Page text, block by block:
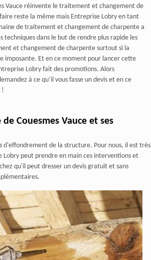
Vauce réinvente le traitement et changement de
reste la même mais Entreprise Lobry en tant
de traitement et changement de charpente a
techniques dans le but de rendre plus rapide les
et changement de charpente surtout si la
imposante. Et en ce moment pour lancer cette
Lobry fait des promotions. Alors
à ce qu’il vous fasse un devis et en ce
!
Couesmes Vauce et ses
d'effondrement de la structure. Pour nous, il est très
peut prendre en main ces interventions et
qu'il peut dresser un devis gratuit et sans